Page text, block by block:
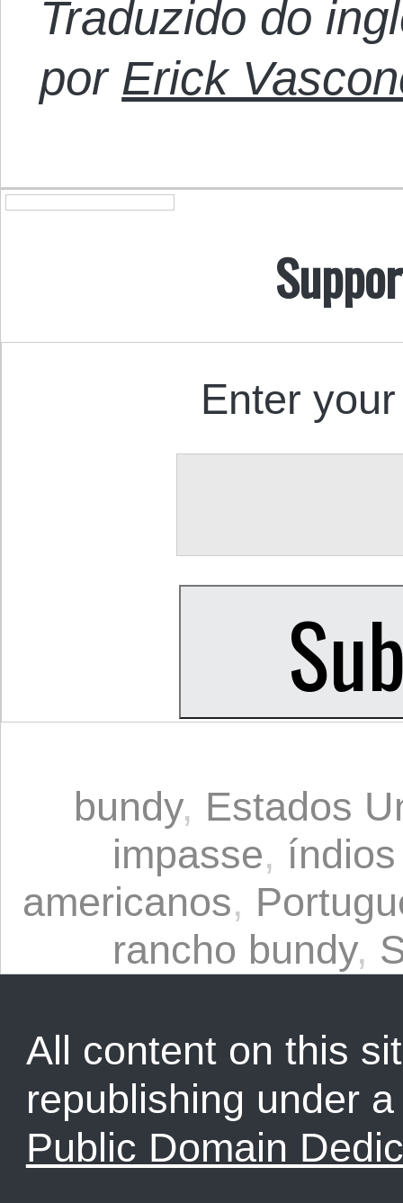
Traduzido do
por Erick
Enter
bundy, Estados
impasse,
americanos,
rancho bundy,
All content on this
republishing under
Public Domain